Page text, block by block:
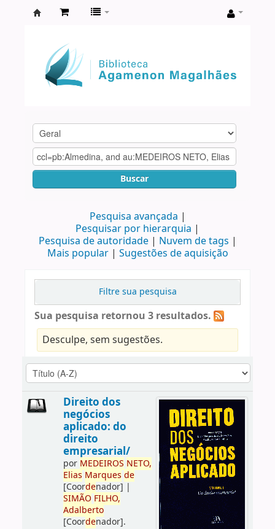
Agamenon
Magalhães
Buscar
Pesquisa avançada
Pesquisar por hierarquia
Pesquisa de autoridade
Nuvem de tags
Mais popular
Sugestões de aquisição
Filtre sua pesquisa
Sua pesquisa retornou 3 resultados.
Desculpe, sem sugestões.
Direito dos
negócios
aplicado: do
direito
empresarial/
por MEDEIROS NETO,
Elias Marques de
[Coordenador] |
SIMÃO FILHO,
Adalberto
[Coordenador].